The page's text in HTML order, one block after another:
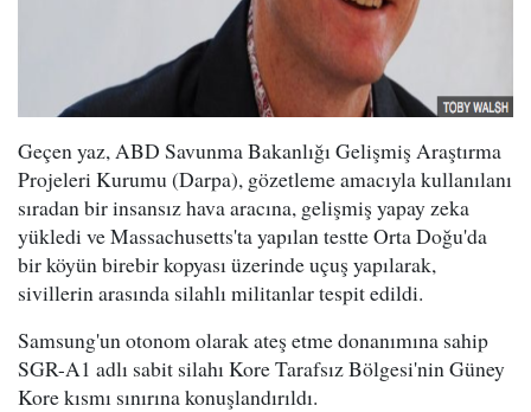
Geçen yaz, ABD Savunma Bakanlığı Gelişmiş Araştırma
Projeleri Kurumu (Darpa), gözetleme amacıyla kullanılanı
sıradan bir insansız hava aracına, gelişmiş yapay zeka
yükledi ve Massachusetts'ta yapılan testte Orta Doğu'da
bir köyün birebir kopyası üzerinde uçuş yapılarak,
sivillerin arasında silahlı militanlar tespit edildi.
Samsung'un otonom olarak ateş etme donanımına sahip
SGR-A1 adlı sabit silahı Kore Tarafsız Bölgesi'nin Güney
Kore kısmı sınırına konuşlandırıldı.